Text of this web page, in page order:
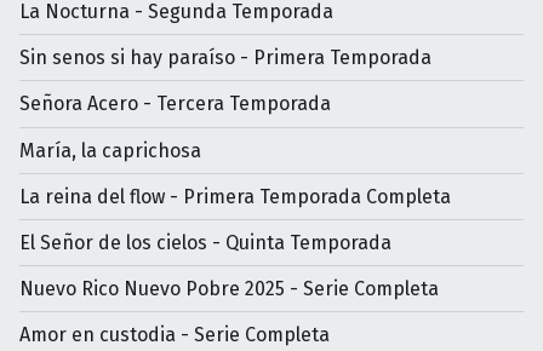
La Nocturna - Segunda Temporada
Sin senos si hay paraíso - Primera Temporada
Señora Acero - Tercera Temporada
María, la caprichosa
La reina del flow - Primera Temporada Completa
El Señor de los cielos - Quinta Temporada
Nuevo Rico Nuevo Pobre 2025 - Serie Completa
Amor en custodia - Serie Completa